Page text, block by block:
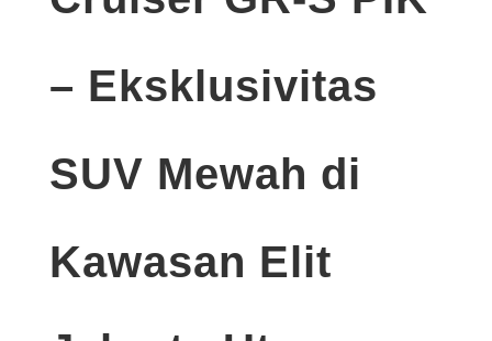
– Eksklusivitas
SUV Mewah di
Kawasan Elit